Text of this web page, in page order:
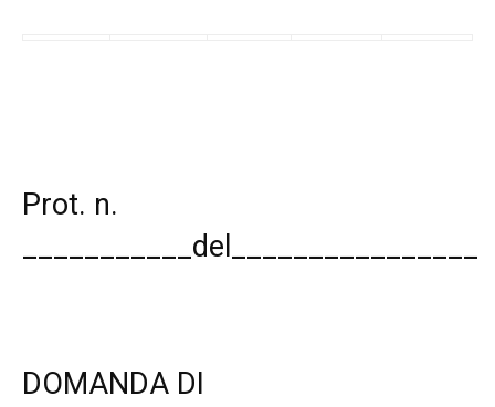
Prot. n.
___________del________________
DOMANDA DI